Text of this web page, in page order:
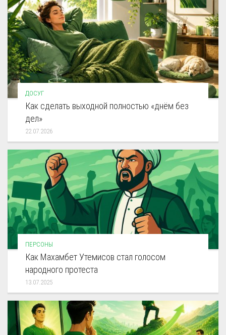
ДОСУГ
Как сделать выходной полностью «днём без
дел»
22.07.2026
ПЕРСОНЫ
Как Махамбет Утемисов стал голосом
народного протеста
13.07.2025